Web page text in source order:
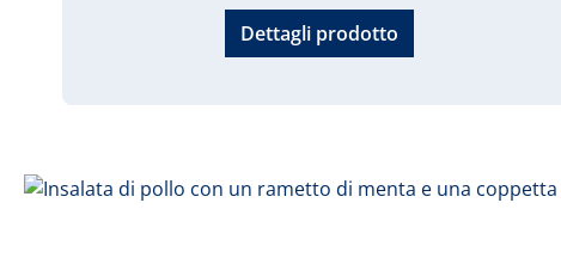
Dettagli prodotto